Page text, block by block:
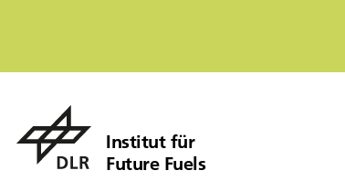
Institut für
Future Fuels